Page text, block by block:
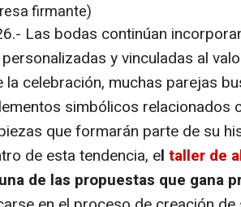
firmante)
Las bodas continúan
y vinculadas al
celebración, muchas parejas
simbólicos relacionados
que formarán parte de su
de esta tendencia, el taller de
de las propuestas que gana